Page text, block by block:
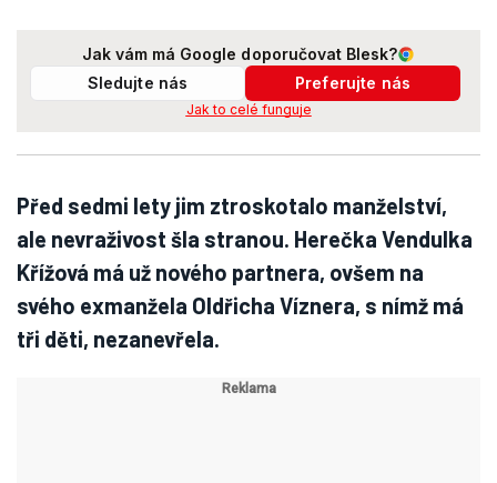
Jak vám má Google doporučovat Blesk?
Sledujte nás
Preferujte nás
Jak to celé funguje
Před sedmi lety jim ztroskotalo manželství,
ale nevraživost šla stranou. Herečka Vendulka
Křížová má už nového partnera, ovšem na
svého exmanžela Oldřicha Víznera, s nímž má
tři děti, nezanevřela.